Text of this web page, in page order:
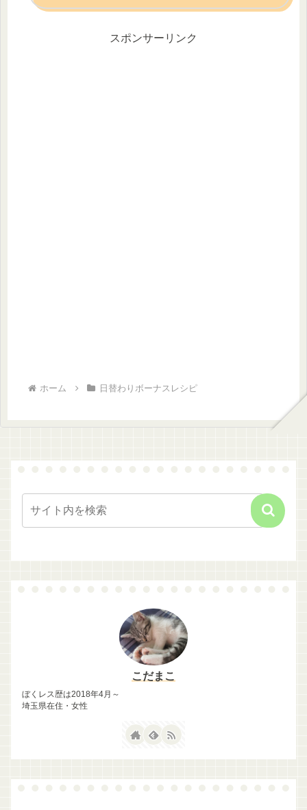
スポンサーリンク
ホーム 日替わりボーナスレシピ
こだまこ
ぼくレス歴は2018年4月～
埼玉県在住・女性